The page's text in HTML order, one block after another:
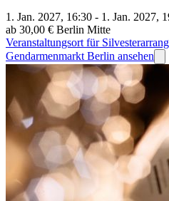
1. Jan. 2027, 16:30 - 1. Jan. 2027,
ab 30,00 € Berlin Mitte
Veranstaltungsort für
Gendarmenmarkt Berlin ansehen